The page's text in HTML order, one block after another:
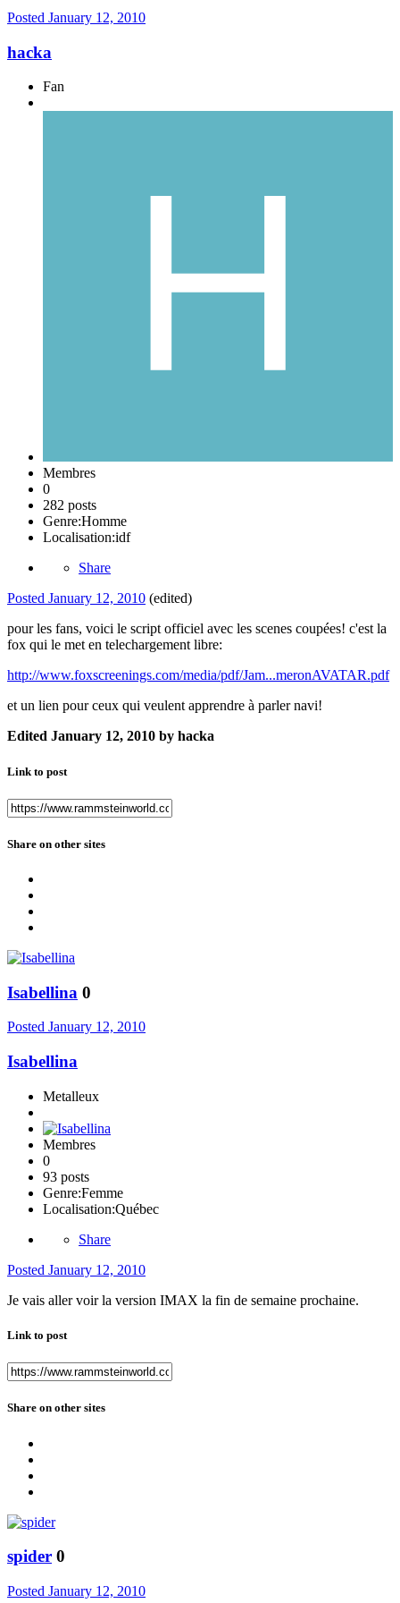
Posted January 12, 2010
hacka
Fan
Membres
0
282 posts
Genre:Homme
Localisation:idf
Share
Posted January 12, 2010 (edited)
pour les fans, voici le script officiel avec les scenes coupées! c'est la
fox qui le met en telechargement libre:
http://www.foxscreenings.com/media/pdf/Jam...meronAVATAR.pdf
et un lien pour ceux qui veulent apprendre à parler navi!
Edited January 12, 2010 by hacka
Link to post
Share on other sites
Isabellina 0
Posted January 12, 2010
Isabellina
Metalleux
Membres
0
93 posts
Genre:Femme
Localisation:Québec
Share
Posted January 12, 2010
Je vais aller voir la version IMAX la fin de semaine prochaine.
Link to post
Share on other sites
spider 0
Posted January 12, 2010